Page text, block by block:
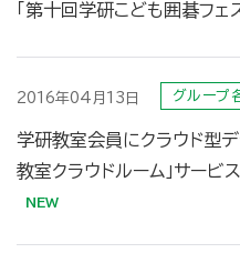
「第十回学研こども囲碁フェ
2016年04月13日 グループ
学研教室会員にクラウド型
教室クラウドルーム」サービ